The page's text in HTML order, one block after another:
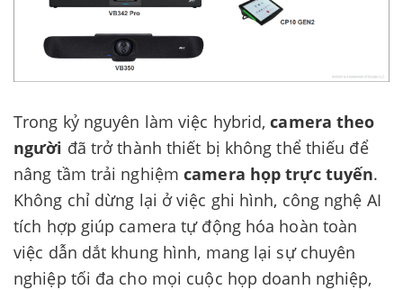
Trong kỷ nguyên làm việc hybrid,camera theo
người đã trở thành thiết bị không thể thiếu để
nâng tầm trải nghiệmcamera họp trực tuyến.
Không chỉ dừng lại ở việc ghi hình, công nghệ AI
tích hợp giúp camera tự động hóa hoàn toàn
việc dẫn dắt khung hình, mang lại sự chuyên
nghiệp tối đa cho mọi cuộc họp doanh nghiệp,